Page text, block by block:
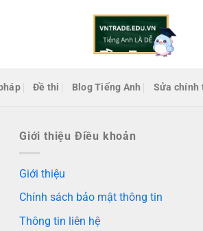
Đề thi Blog Tiếng Anh Sửa chính
Giới thiệu Điều khoản
Giới thiệu
Chính sách bảo mật thông tin
Thông tin liên hệ